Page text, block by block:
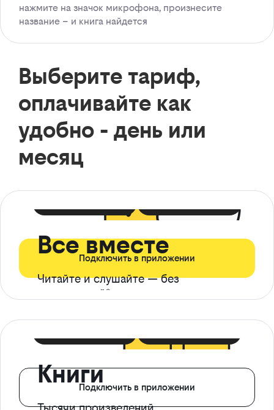
нажмите на значок микрофона, произнесите
название – и книга найдется
Выберите тариф,
оплачивайте как
удобно - день или
месяц
Все вместе
Читайте и слушайте — без
ограничений*
Подключить в приложении
КнигиПодключить в приложении